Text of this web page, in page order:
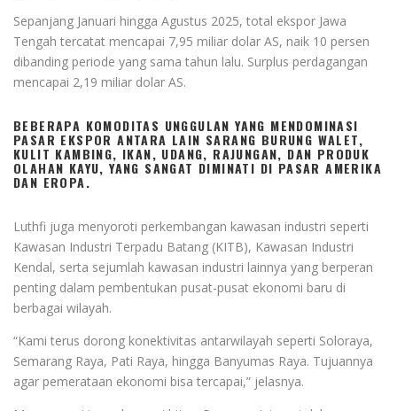
Sepanjang Januari hingga Agustus 2025, total ekspor Jawa
Tengah tercatat mencapai 7,95 miliar dolar AS, naik 10 persen
dibanding periode yang sama tahun lalu. Surplus perdagangan
mencapai 2,19 miliar dolar AS.
BEBERAPA KOMODITAS UNGGULAN YANG MENDOMINASI
PASAR EKSPOR ANTARA LAIN SARANG BURUNG WALET,
KULIT KAMBING, IKAN, UDANG, RAJUNGAN, DAN PRODUK
OLAHAN KAYU, YANG SANGAT DIMINATI DI PASAR AMERIKA
DAN EROPA.
Luthfi juga menyoroti perkembangan kawasan industri seperti
Kawasan Industri Terpadu Batang (KITB), Kawasan Industri
Kendal, serta sejumlah kawasan industri lainnya yang berperan
penting dalam pembentukan pusat-pusat ekonomi baru di
berbagai wilayah.
“Kami terus dorong konektivitas antarwilayah seperti Soloraya,
Semarang Raya, Pati Raya, hingga Banyumas Raya. Tujuannya
agar pemerataan ekonomi bisa tercapai,” jelasnya.